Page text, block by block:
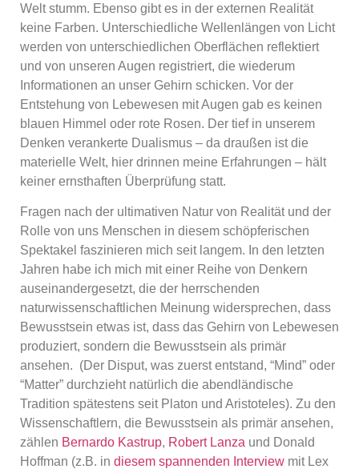
Welt stumm. Ebenso gibt es in der externen Realität
keine Farben. Unterschiedliche Wellenlängen von Licht
werden von unterschiedlichen Oberflächen reflektiert
und von unseren Augen registriert, die wiederum
Informationen an unser Gehirn schicken. Vor der
Entstehung von Lebewesen mit Augen gab es keinen
blauen Himmel oder rote Rosen. Der tief in unserem
Denken verankerte Dualismus – da draußen ist die
materielle Welt, hier drinnen meine Erfahrungen – hält
keiner ernsthaften Überprüfung statt.
Fragen nach der ultimativen Natur von Realität und der
Rolle von uns Menschen in diesem schöpferischen
Spektakel faszinieren mich seit langem. In den letzten
Jahren habe ich mich mit einer Reihe von Denkern
auseinandergesetzt, die der herrschenden
naturwissenschaftlichen Meinung widersprechen, dass
Bewusstsein etwas ist, dass das Gehirn von Lebewesen
produziert, sondern die Bewusstsein als primär
ansehen. (Der Disput, was zuerst entstand, “Mind” oder
“Matter” durchzieht natürlich die abendländische
Tradition spätestens seit Platon und Aristoteles). Zu den
Wissenschaftlern, die Bewusstsein als primär ansehen,
zählen Bernardo Kastrup, Robert Lanza und Donald
Hoffman (z.B. in diesem spannenden Interview mit Lex